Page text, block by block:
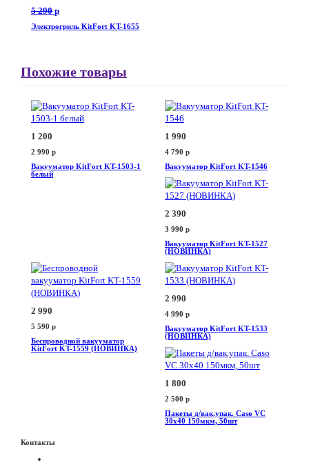
5 290 p
Электрогриль KitFort KT-1655
Похожие товары
1 200
2 990 p
Вакууматор KitFort KT-1503-1
белый
1 990
4 790 p
Вакууматор KitFort KT-1546
2 390
3 990 p
Вакууматор KitFort KT-1527
(НОВИНКА)
2 990
5 590 p
Беспроводной вакууматор
KitFort KT-1559 (НОВИНКА)
2 990
4 990 p
Вакууматор KitFort KT-1533
(НОВИНКА)
1 800
2 500 p
Пакеты д/вак.упак. Caso VC
30x40 150мкм, 50шт
Контакты